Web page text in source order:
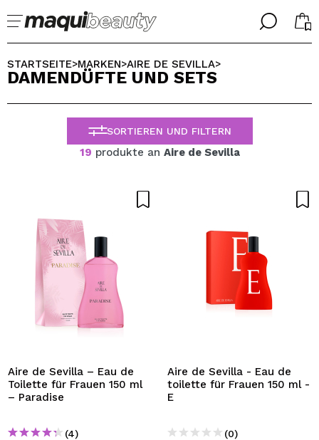
╳
Ich bin bereits #maquilover, ich habe ein Konto
Ich habe hier kein Konto
ICH MÖCHTE MICH
Durch die Erstellung eines Kontos bei Maquillalia.de
können Sie Ihre Einkäufe schnell tätigen, den Status Ihrer
Bestellungen überprüfen und Ihre bisherigen Vorgänge
╳
WÄHLE DEINE SPRACHE
ALEMAN
ESPAÑOL
ENGLISH
FRANCES
STARTSEITE>MARKEN>AIRE DE SEVILLA>
DAMENDÜFTE UND SETS
SORTIEREN UND FILTERN
19 produkte an Aire de Sevilla
Aire de Sevilla – Eau de
Toilette für Frauen 150 ml
– Paradise
(4)
Aire de Sevilla - Eau de
toilette für Frauen 150 ml -
E
(0)